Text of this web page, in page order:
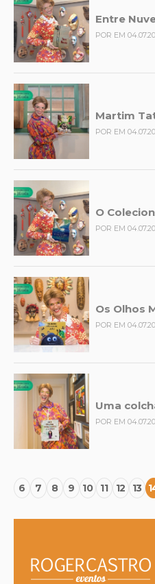
Entre
POR EM
Martim
POR EM
O
POR EM
Os Olhos
POR EM
Uma
POR EM
6 7 8 9 10 11 12 13